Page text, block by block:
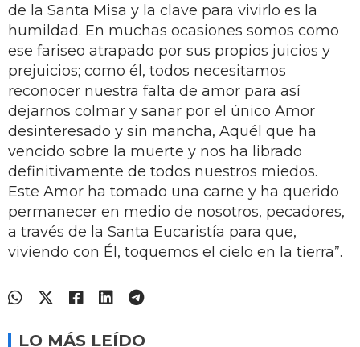
de la Santa Misa y la clave para vivirlo es la
humildad. En muchas ocasiones somos como
ese fariseo atrapado por sus propios juicios y
prejuicios; como él, todos necesitamos
reconocer nuestra falta de amor para así
dejarnos colmar y sanar por el único Amor
desinteresado y sin mancha, Aquél que ha
vencido sobre la muerte y nos ha librado
definitivamente de todos nuestros miedos.
Este Amor ha tomado una carne y ha querido
permanecer en medio de nosotros, pecadores,
a través de la Santa Eucaristía para que,
viviendo con Él, toquemos el cielo en la tierra”.
LO MÁS LEÍDO